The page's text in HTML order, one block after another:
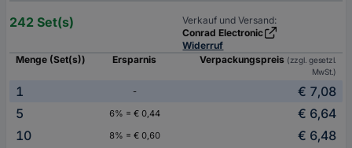
242 Set(s)
Verkauf und Versand:
Conrad Electronic
Widerruf
Menge (Set(s))
Ersparnis Verpackungspreis (zzgl. gesetzl.
MwSt.)
1 -
€ 7,08
5
6% = € 0,44
€ 6,64
10
8% = € 0,60
€ 6,48